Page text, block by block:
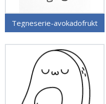
Tegneserie-avokadofrukt